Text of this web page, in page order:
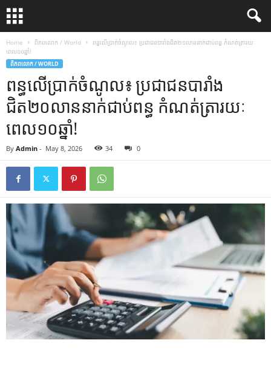
Home ពិភពលោក / World
ពន្ធលើប្រាក់ចំណូល៖ ប្រជាជនបារាំងជិត២០លាននាក់ជាប់ពន្ធ កំណត់ត្រារយៈ
ពេល១០ឆ្នាំ!
ពិភពលោក / WORLD
ពន្ធលើប្រាក់ចំណូល៖ ប្រជាជនបារាំង
ជិត២០លាននាក់ជាប់ពន្ធ កំណត់ត្រារយៈ
ពេល១០ឆ្នាំ!
By Admin - May 8, 2026 34 0